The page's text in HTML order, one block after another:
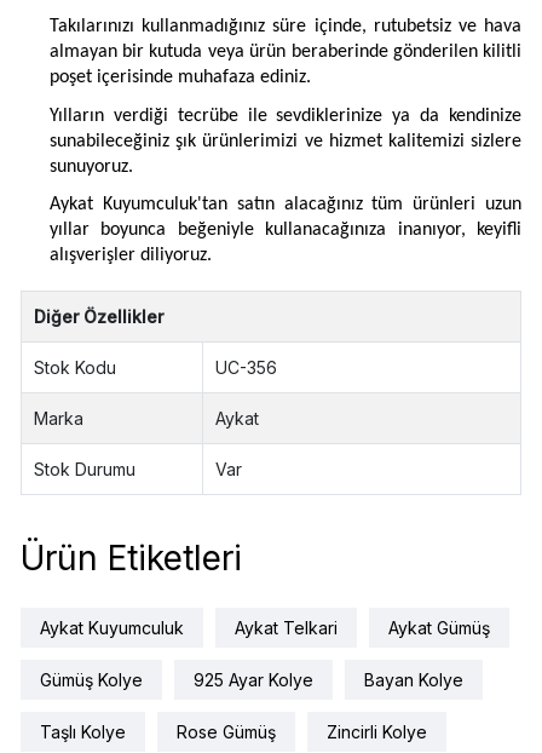
Takılarınızı kullanmadığınız süre içinde, rutubetsiz ve hava
almayan bir kutuda veya ürün beraberinde gönderilen kilitli
poşet içerisinde muhafaza ediniz.
Yılların verdiği tecrübe ile sevdiklerinize ya da kendinize
sunabileceğiniz şık ürünlerimizi ve hizmet kalitemizi sizlere
sunuyoruz.
Aykat Kuyumculuk'tan satın alacağınız tüm ürünleri uzun
yıllar boyunca beğeniyle kullanacağınıza inanıyor, keyifli
alışverişler diliyoruz.
Diğer Özellikler
Stok Kodu UC-356
Marka Aykat
Stok Durumu Var
Ürün Etiketleri
Aykat Kuyumculuk Aykat Telkari Aykat Gümüş
Gümüş Kolye 925 Ayar Kolye Bayan Kolye
Taşlı Kolye Rose Gümüş Zincirli Kolye